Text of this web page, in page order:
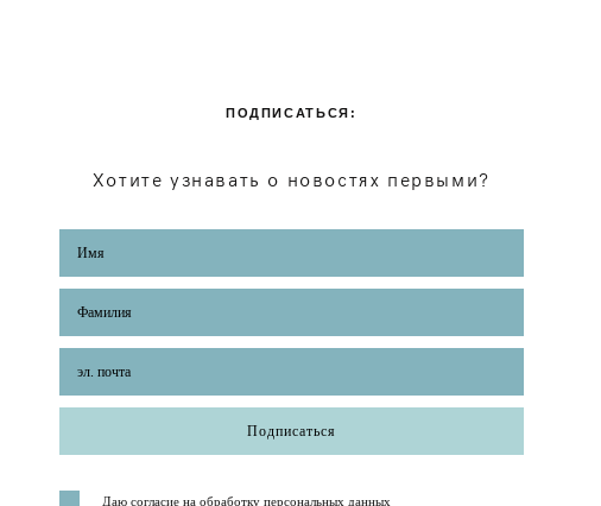
ПОДПИСАТЬСЯ:
Хотите узнавать о новостях первыми?
Подписаться
Даю согласие на обработку персональных данных